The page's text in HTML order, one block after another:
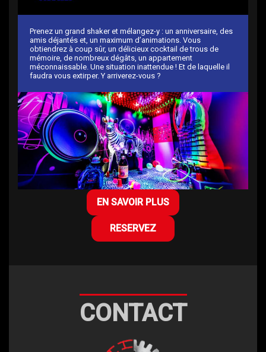
Prenez un grand shaker et mélangez-y : un anniversaire, des
amis déjantés et, un maximum d’animations. Vous
obtiendrez à coup sûr, un délicieux cocktail de trous de
mémoire, de nombreux dégâts, un appartement
méconnaissable. Une situation inattendue ! Et de laquelle il
faudra vous extirper. Y arriverez-vous ?
EN SAVOIR PLUS
RESERVEZ
CONTACT